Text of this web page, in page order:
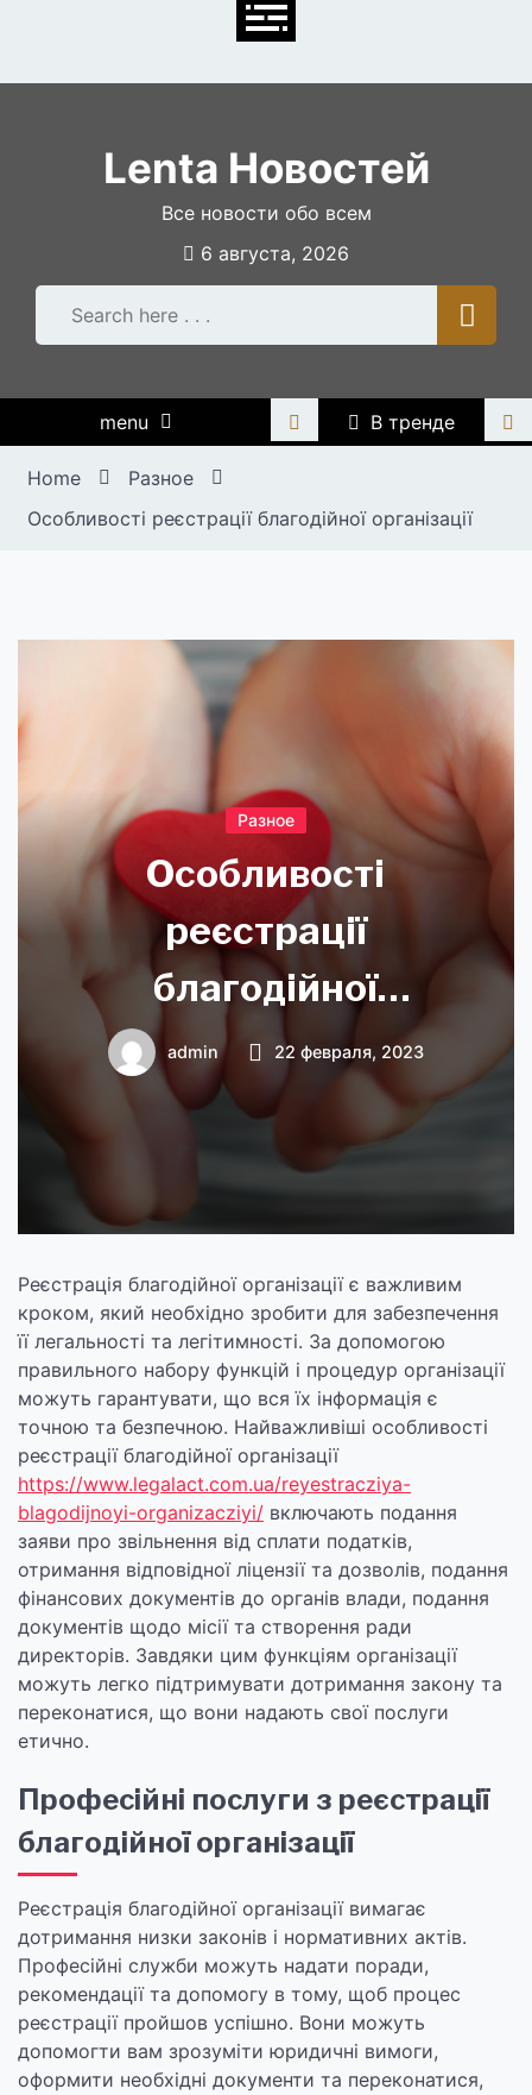
Lenta Новостей
Все новости обо всем
6 августа, 2026
menu В тренде
Home
Разное
Особливості реєстрації благодійної організації
Разное
Особливості
реєстрації
благодійної
організації
admin 22 февраля, 2023
Реєстрація благодійної організації є важливим
кроком, який необхідно зробити для забезпечення
її легальності та легітимності. За допомогою
правильного набору функцій і процедур організації
можуть гарантувати, що вся їх інформація є
точною та безпечною. Найважливіші особливості
реєстрації благодійної організації
https://www.legalact.com.ua/reyestracziya-
blagodijnoyi-organizacziyi/ включають подання
заяви про звільнення від сплати податків,
отримання відповідної ліцензії та дозволів, подання
фінансових документів до органів влади, подання
документів щодо місії та створення ради
директорів. Завдяки цим функціям організації
можуть легко підтримувати дотримання закону та
переконатися, що вони надають свої послуги
етично.
Професійні послуги з реєстрації
благодійної організації
Реєстрація благодійної організації вимагає
дотримання низки законів і нормативних актів.
Професійні служби можуть надати поради,
рекомендації та допомогу в тому, щоб процес
реєстрації пройшов успішно. Вони можуть
допомогти вам зрозуміти юридичні вимоги,
оформити необхідні документи та переконатися,